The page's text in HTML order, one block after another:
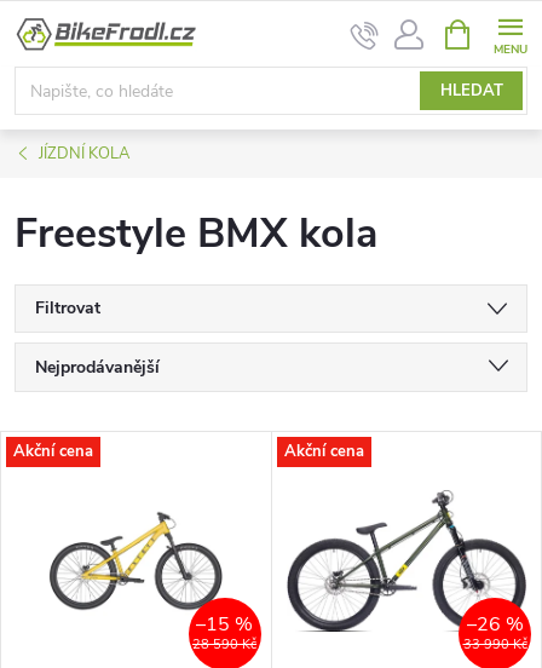
Přejít
obsah
HLEDAT
NÁKUPNÍ
KOŠÍK
JÍZDNÍ KOLA
Freestyle BMX kola
Filtrovat
Ř
a
Nejprodávanější
Nejdražší
V
Akční cena
28 590 Kč
–15 %
Akční cena
33 990 Kč
–26 %